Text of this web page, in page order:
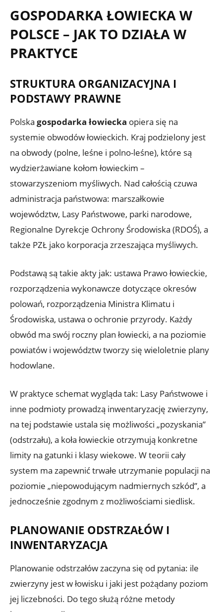
GOSPODARKA ŁOWIECKA W
POLSCE – JAK TO DZIAŁA W
PRAKTYCE
STRUKTURA ORGANIZACYJNA I
PODSTAWY PRAWNE
Polska gospodarka łowiecka opiera się na
systemie obwodów łowieckich. Kraj podzielony jest
na obwody (polne, leśne i polno-leśne), które są
wydzierżawiane kołom łowieckim –
stowarzyszeniom myśliwych. Nad całością czuwa
administracja państwowa: marszałkowie
województw, Lasy Państwowe, parki narodowe,
Regionalne Dyrekcje Ochrony Środowiska (RDOŚ), a
także PZŁ jako korporacja zrzeszająca myśliwych.
Podstawą są takie akty jak: ustawa Prawo łowieckie,
rozporządzenia wykonawcze dotyczące okresów
polowań, rozporządzenia Ministra Klimatu i
Środowiska, ustawa o ochronie przyrody. Każdy
obwód ma swój roczny plan łowiecki, a na poziomie
powiatów i województw tworzy się wieloletnie plany
hodowlane.
W praktyce schemat wygląda tak: Lasy Państwowe i
inne podmioty prowadzą inwentaryzację zwierzyny,
na tej podstawie ustala się możliwości „pozyskania”
(odstrzału), a koła łowieckie otrzymują konkretne
limity na gatunki i klasy wiekowe. W teorii cały
system ma zapewnić trwałe utrzymanie populacji na
poziomie „niepowodującym nadmiernych szkód”, a
jednocześnie zgodnym z możliwościami siedlisk.
PLANOWANIE ODSTRZAŁÓW I
INWENTARYZACJA
Planowanie odstrzałów zaczyna się od pytania: ile
zwierzyny jest w łowisku i jaki jest pożądany poziom
jej liczebności. Do tego służą różne metody